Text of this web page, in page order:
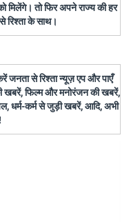
तो फिर अपने राज्य की हर
रिश्ता के साथ।
से रिश्ता न्यूज़ एप और पाएँ
खबरें, फिल्म और मनोरंजन की खबरें,
धर्म-कर्म से जुड़ी खबरें, आदि, अभी